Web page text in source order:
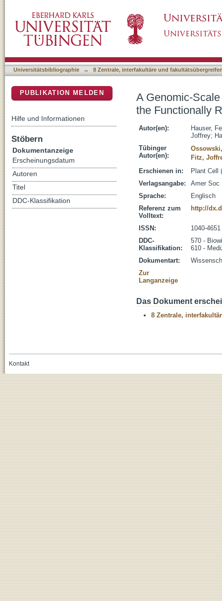
Gene Space in Arabidopsis
Universitätsbibliographie → 8 Zentrale, interfakultäre und
A Genomic-
the Functionally
Autor(en):
Hauser,
Joffrey;
Tübinger
Autor(en):
Fitz,
Erschienen in:
Plant Cell
Verlagsangabe:
Amer Soc
Sprache:
Englisch
Referenz zum
Volltext:
http://
ISSN:
1040-4651
DDC-
Klassifikation:
570 -
610 -
Dokumentart:
Zur
Langanzeige
Das Dokument
8 Zentrale,
PUBLIKATION MELDEN
Hilfe und Informationen
Stöbern
Dokumentanzeige
Erscheinungsdatum
Autoren
Titel
DDC-Klassifikation
Kontakt